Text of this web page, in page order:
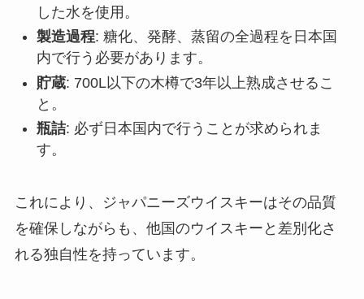
した水を使用。
製造過程: 糖化、発酵、蒸留の全過程を日本国
内で行う必要があります。
貯蔵: 700L以下の木樽で3年以上熟成させるこ
と。
瓶詰: 必ず日本国内で行うことが求められま
す。
これにより、ジャパニーズウイスキーはその品質
を確保しながらも、他国のウイスキーと差別化さ
れる独自性を持っています。